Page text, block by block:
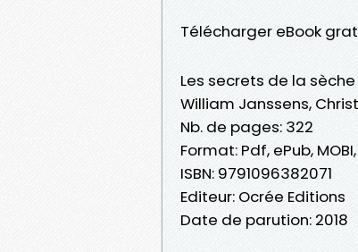
Télécharger eBook
Les secrets de la sèche
William Janssens,
Nb. de pages: 322
Format: Pdf, ePub, MOBI,
ISBN: 9791096382071
Editeur: Ocrée Editions
Date de parution: 2018